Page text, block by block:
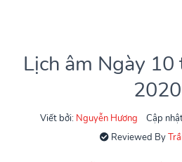
Lịch âm Ngày
2020
Viết bởi: Nguyễn Hương
Cập
Reviewed By